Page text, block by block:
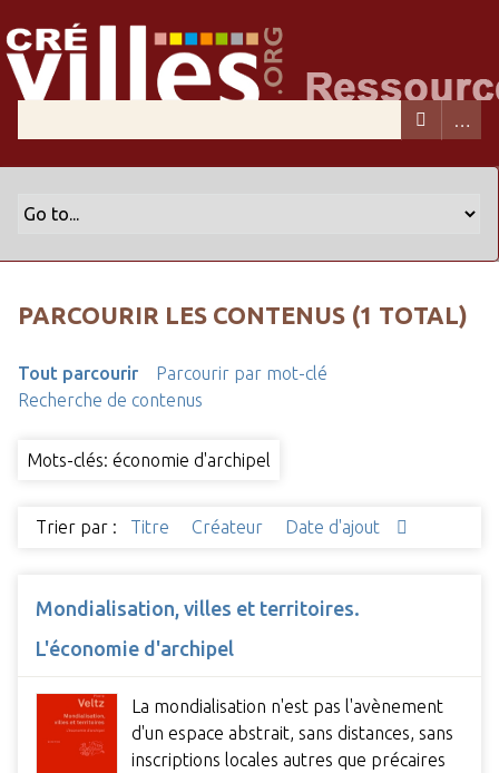
PARCOURIR LES CONTENUS (1 TOTAL)
Tout parcourir
Parcourir par mot-clé
Recherche de contenus
Mots-clés: économie d'archipel
Trier par : Titre Créateur Date d'ajout
Mondialisation, villes et territoires.
L'économie d'archipel
La mondialisation n'est pas l'avènement
d'un espace abstrait, sans distances, sans
inscriptions locales autres que précaires